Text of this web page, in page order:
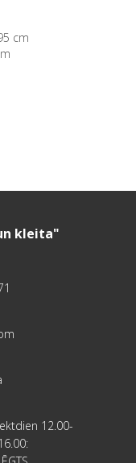
cm
kleita"
12.00-